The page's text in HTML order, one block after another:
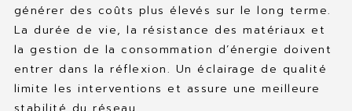
générer des coûts plus élevés sur le long terme.
La durée de vie, la résistance des matériaux et
la gestion de la consommation d’énergie doivent
entrer dans la réflexion. Un éclairage de qualité
limite les interventions et assure une meilleure